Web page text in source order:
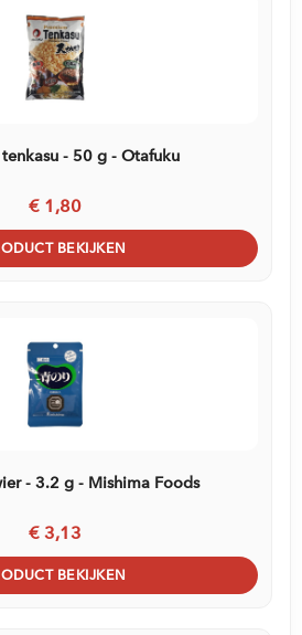
- 50 g - Otafuku
€ 1,80
BEKIJKEN
- 3.2 g - Mishima Foods
€ 3,13
BEKIJKEN